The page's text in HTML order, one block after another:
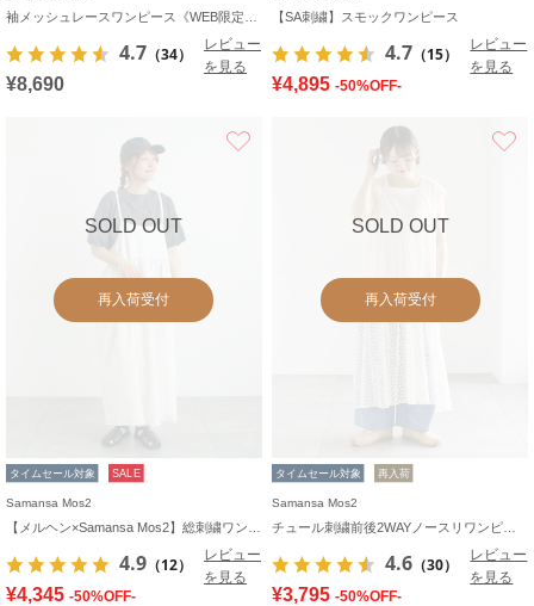
4.7 （34）
レビュー
を見る
¥8,690
【SA刺繍】スモックワンピース
4.7 （15）
レビュー
を見る
¥4,895 -50%OFF-
SOLD OUT
再入荷受付
タイムセール対象 SALE
Samansa Mos2
4.9 （12）
レビュー
を見る
¥4,345 -50%OFF-
SOLD OUT
再入荷受付
タイムセール対象 再入荷
Samansa Mos2
4.6 （30）
レビュー
を見る
¥3,795 -50%OFF-